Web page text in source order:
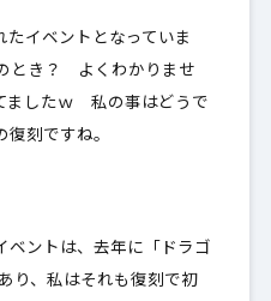
イベントとなっていま
とき？ よくわかりませ
ましたｗ 私の事はどうで
復刻ですね。
ベントは、去年に「ドラゴ
り、私はそれも復刻で初